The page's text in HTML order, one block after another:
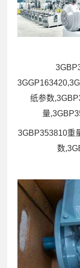
纸参数
量
3GBP353810重
数